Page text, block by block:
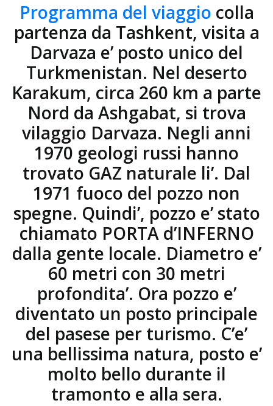
Programma del viaggio colla
partenza da Tashkent, visita a
Darvaza e’ posto unico del
Turkmenistan. Nel deserto
Karakum, circa 260 km a parte
Nord da Ashgabat, si trova
vilaggio Darvaza. Negli anni
1970 geologi russi hanno
trovato GAZ naturale li’. Dal
1971 fuoco del pozzo non
spegne. Quindi’, pozzo e’ stato
chiamato PORTA d’INFERNO
dalla gente locale. Diametro e’
60 metri con 30 metri
profondita’. Ora pozzo e’
diventato un posto principale
del pasese per turismo. C’e’
una bellissima natura, posto e’
molto bello durante il
tramonto e alla sera.